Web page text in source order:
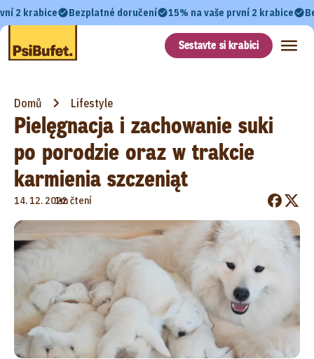
2 krabice Bezplatné doručení 15% na vaše první 2 krabice
Sestavte si krabici
Domů Lifestyle
Pielęgnacja i zachowanie suki
po porodzie oraz w trakcie
karmienia szczeniąt
14. 12. 2022
•
1m čtení